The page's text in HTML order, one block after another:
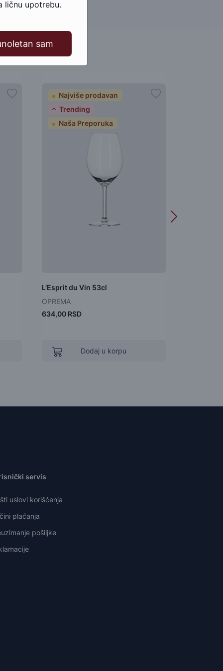
Najviše prodavan
Trending
Naša Preporuka
L’Esprit du Vin 53cl
OPREMA
634,00 RSD
Dodaj u korpu
servis
uslovi korišćenja
plaćanja
pošiljke
ličnu upotrebu.
sam